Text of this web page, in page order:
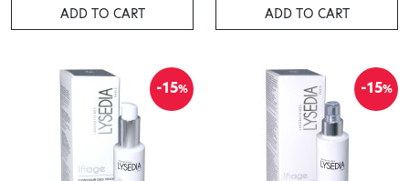
ADD TO CART ADD TO CART
-15% -15%